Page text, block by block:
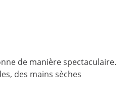
de manière spectaculaire.
des mains sèches